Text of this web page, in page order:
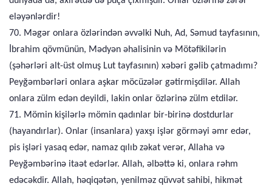
eləyənlərdir!
70. Məgər onlara özlərindən əvvəlki Nuh, Ad, Səmud tayfasının,
İbrahim qövmünün, Mədyən əhalisinin və Mötəfikilərin
(şəhərləri alt-üst olmuş Lut tayfasının) xəbəri gəlib çatmadımı?
Peyğəmbərləri onlara aşkar möcüzələr gətirmişdilər. Allah
onlara zülm edən deyildi, lakin onlar özlərinə zülm etdilər.
71. Mömin kişilərlə mömin qadınlar bir-birinə dostdurlar
(hayandırlar). Onlar (insanlara) yaxşı işlər görməyi əmr edər,
pis işləri yasaq edər, namaz qılıb zəkat verər, Allaha və
Peyğəmbərinə itaət edərlər. Allah, əlbəttə ki, onlara rəhm
edəcəkdir. Allah, həqiqətən, yenilməz qüvvət sahibi, hikmət